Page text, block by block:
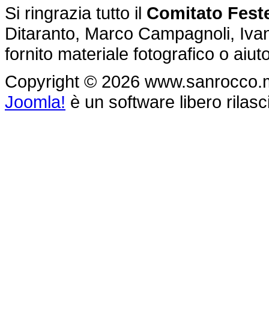
Si ringrazia tutto il Comitato
Ditaranto, Marco Campagnoli,
fornito materiale fotografico o
Copyright © 2026
Joomla! è un software libero